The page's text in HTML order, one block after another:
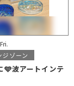
Fri.
ジゾーン
🩵波アートインテ